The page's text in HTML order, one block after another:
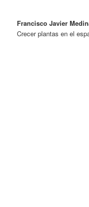
Francisco Javier
Crecer plantas en el